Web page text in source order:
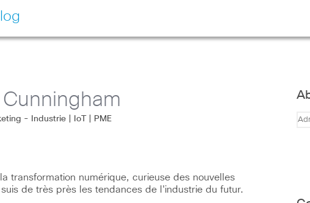
- Industrie | IoT | PME
transformation numérique, curieuse des nouvelles
de très près les tendances de l'industrie du futur.